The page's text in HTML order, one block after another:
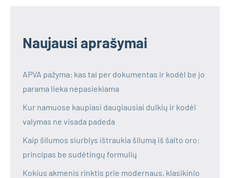
Naujausi aprašymai
APVA pažyma: kas tai per dokumentas ir kodėl be jo
parama lieka nepasiekiama
Kur namuose kaupiasi daugiausiai dulkių ir kodėl
valymas ne visada padeda
Kaip šilumos siurblys ištraukia šilumą iš šalto oro:
principas be sudėtingų formulių
Kokius akmenis rinktis prie modernaus, klasikinio